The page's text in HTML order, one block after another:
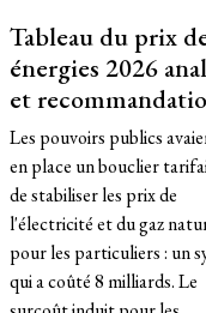
Tableau du prix
énergies 2026
et
Les pouvoirs publics
en place un bouclier
de stabiliser les prix de
l'électricité et du gaz
pour les particuliers : un
qui a coûté 8 milliards. Le